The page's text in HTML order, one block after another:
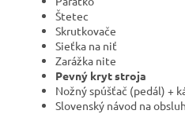
Štetec
Skrutkovače
Sieťka na niť
Zarážka nite
Pevný kryt stroja
Nožný spúšťač (pedál) +
Slovenský návod na